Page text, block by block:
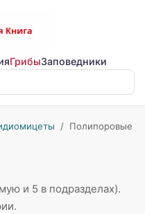
ГрибыЗаповедники
/ Полипоровые
и 5 в подразделах).